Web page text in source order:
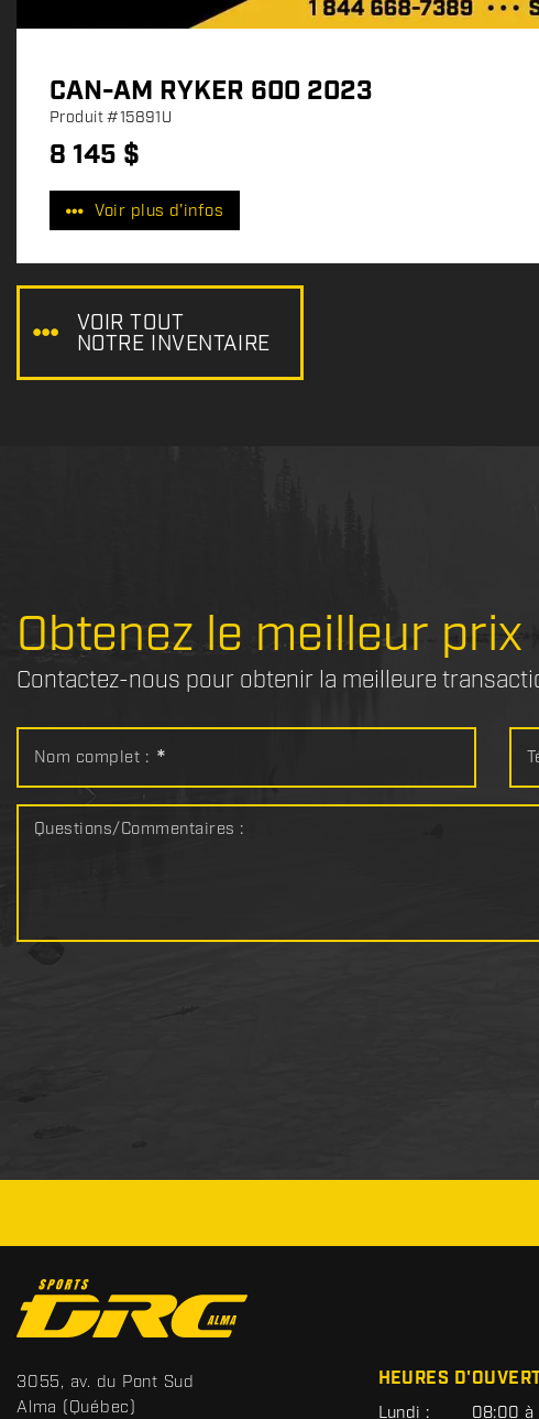
CAN-AM RYKER 600 2023
Produit#15891U
P
r
x
:
8 145 $
Voir plus d'infos
VOIR TOUT
NOTRE INVENTAIRE
Obtenez le meilleur prix
Contactez-nous pour obtenir la meilleure
Nom complet : *
Questions/Commentaires :
o
n
t
a
S
p
3055, av. du Pont Sud
Alma (Québec)
HEURES
G
Lundi : 08:00 à